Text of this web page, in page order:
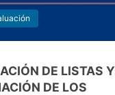
DE LISTAS Y
DE LOS